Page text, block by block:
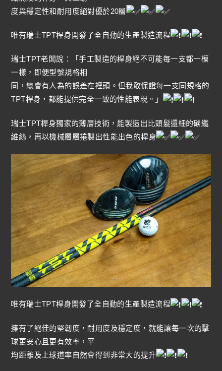
度與穩定性和耐用度絕對優於20層
唯有瑞士TPT桿身開發了全自動的生產製造流程
瑞士TPT老闆說：「手工製造的桿身絕不可能每一支都一模
一樣，即便型號規格相
同，總會有人為的誤差在裡頭。但我敢保證每一支同規格的
TPT桿身，都能提供完全一致的性能表現。」
瑞士TPT桿身獨家的薄層技術，能製造出比頭髮還細的碳纖
維絲，再以機械層層捲製出性能出色的桿身
唯有瑞士TPT桿身開發了全自動的生產製造流程
擁有了絕佳的堅韌度，耐用度及穩定度，就能讓每一次的擊
球更安心且更有效率，平
均距離及上球道率自然會得到非常大的提升